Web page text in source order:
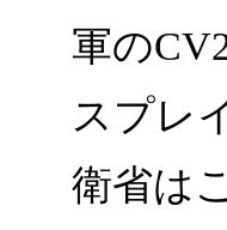
軍の
スプレ
衛省は